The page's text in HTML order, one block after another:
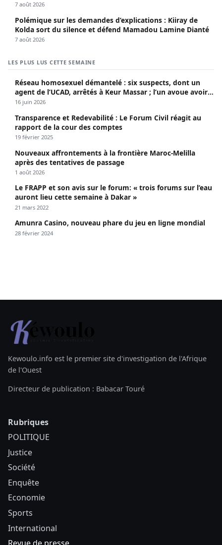
7 août 2026
Polémique sur les demandes d’explications : Kiiray de
Kolda sort du silence et défend Mamadou Lamine Dianté
7 août 2026
LES PLUS LUS CETTE SEMAINE
Réseau homosexuel démantelé : six suspects, dont un
agent de l’UCAD, arrêtés à Keur Massar ; l’un avoue avoir
propagé le VIH depuis 2018
16 juin 2026
Transparence et Redevabilité : Le Forum Civil réagit au
rapport de la cour des comptes
19 février 2025
Nouveaux affrontements à la frontière Maroc-Melilla
après des tentatives de passage
1 août 2026
Le FRAPP et son avis sur le forum: « trois forums sur l’eau
auront lieu cette semaine à Dakar »
21 mars 2022
Amunra Casino, nouveau phare du jeu en ligne mondial
28 février 2024
Kewoulo.info est le premier site d'investigation de l'Afrique
de l'Ouest
Directeur de publication : Babacar Touré
Rubriques
POLITIQUE
Justice
Société
Enquête
Economie
Sports
International